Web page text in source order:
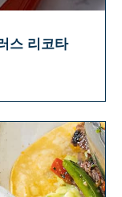
스 리코타